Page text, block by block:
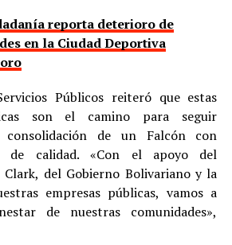
reporta deterioro de
en la Ciudad Deportiva
Públicos reiteró que estas
son el camino para seguir
consolidación de un Falcón con
de calidad. «Con el apoyo del
del Gobierno Bolivariano y la
empresas públicas, vamos a
de nuestras comunidades»,